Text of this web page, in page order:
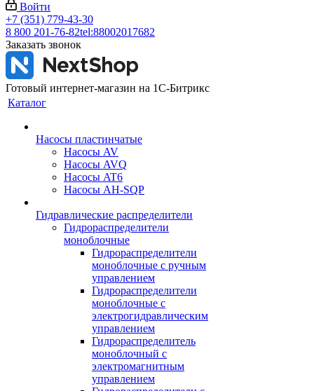
Войти
+7 (351) 779-43-30
8 800 201-76-82tel:88002017682
Заказать звонок
Готовый интернет-магазин на 1С-Битрикс
Каталог
Насосы пластинчатые
Насосы AV
Насосы AVQ
Насосы AT6
Насосы AH-SQP
Гидравлические распределители
Гидрораспределители
моноблочные
Гидрораспределители
моноблочные с ручным
управлением
Гидрораспределители
моноблочные с
электрогидравлическим
управлением
Гидрораспределитель
моноблочный с
электромагнитным
управлением